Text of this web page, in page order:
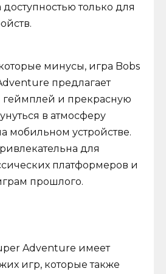
только для
минусы, игра Bobs
предлагает
и прекрасную
в атмосферу
мобильном устройстве.
для
платформеров и
прошлого.
Adventure имеет
игр, которые также